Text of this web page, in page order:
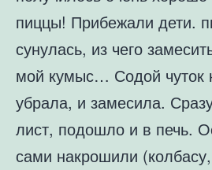
пиццы! Прибежали дети.
сунулась, из чего
мой кумыс… Содой чуток
убрала, и замесила.
лист, подошло и в печь.
сами накрошили